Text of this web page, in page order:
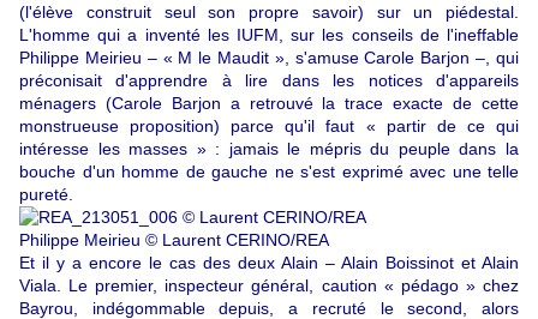
(l'élève construit seul son propre savoir) sur un piédestal.
L'homme qui a inventé les IUFM, sur les conseils de l'ineffable
Philippe Meirieu – « M le Maudit », s'amuse Carole Barjon –, qui
préconisait d'apprendre à lire dans les notices d'appareils
ménagers (Carole Barjon a retrouvé la trace exacte de cette
monstrueuse proposition) parce qu'il faut « partir de ce qui
intéresse les masses » : jamais le mépris du peuple dans la
bouche d'un homme de gauche ne s'est exprimé avec une telle
pureté.
Philippe Meirieu © Laurent CERINO/REA
Et il y a encore le cas des deux Alain – Alain Boissinot et Alain
Viala. Le premier, inspecteur général, caution « pédago » chez
Bayrou, indégommable depuis, a recruté le second, alors